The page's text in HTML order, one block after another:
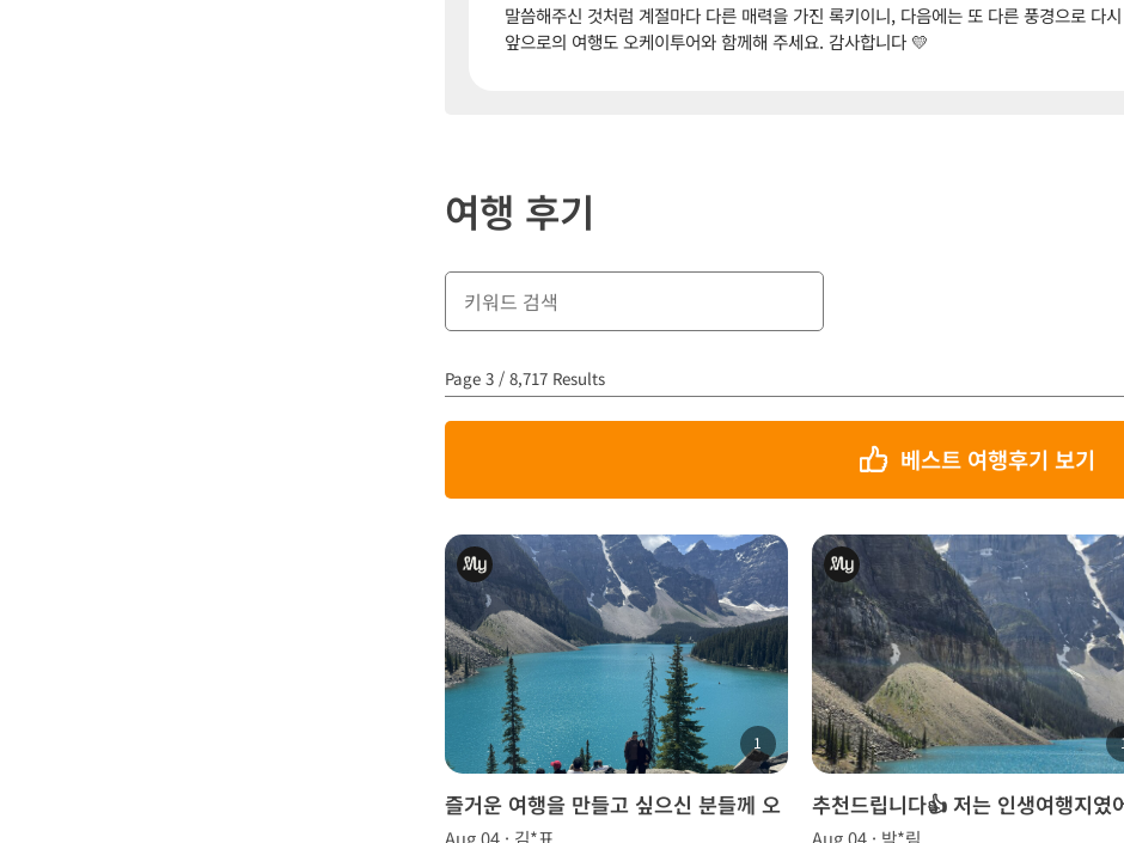
말씀해주신 것처럼 계절마다 다른 매력을 가진 록키이니, 다음에는 또 다른 풍경으로 다
앞으로의 여행도 오케이투어와 함께해 주세요. 감사합니다 💛
여행 후기
Page 3 / 8,717 Results
베스트 여행후기 보기
1
즐거운 여행을 만들고 싶으신 분들께 오
케이 투어! 추천합니다~!
Aug 04 · 김*표
추천드립니다👍 저는 인생여행지였
Aug 04 · 박*림